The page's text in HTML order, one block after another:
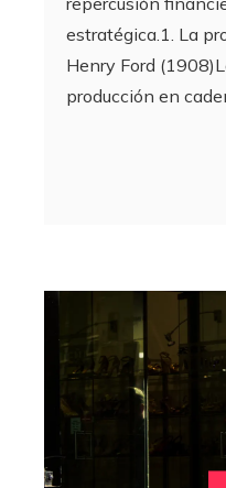
estratégica.1. La
Henry Ford
producción en